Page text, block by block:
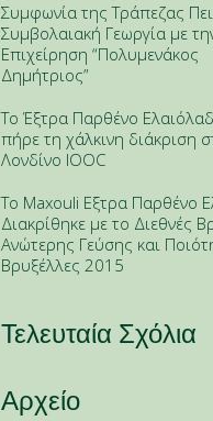
Συμφωνία της Τράπεζας
Συμβολαιακή Γεωργία με
Επιχείρηση “Πολυμενάκος
Δημήτριος”
To Έξτρα Παρθένο
πήρε τη χάλκινη διάκριση
Λονδίνο IOOC
Το Maxouli Εξτρα Παρθένο
Διακρίθηκε με το Διεθνές
Ανώτερης Γεύσης και
Βρυξέλλες 2015
Τελευταία Σχόλια
Αρχείο